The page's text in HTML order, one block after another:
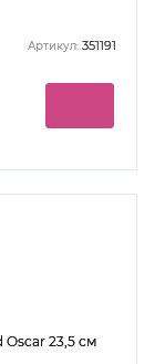
Артикул: 351191